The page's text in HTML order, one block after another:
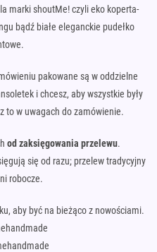
marki shoutMe! czyli eko koperta-
bądź białe eleganckie pudełko
pakowane są w oddzielne
i chcesz, aby wszystkie były
to w uwagach do zamówienie.
od zaksięgowania przelewu.
się od razu; przelew tradycyjny
robocze.
aby być na bieżąco z nowościami.